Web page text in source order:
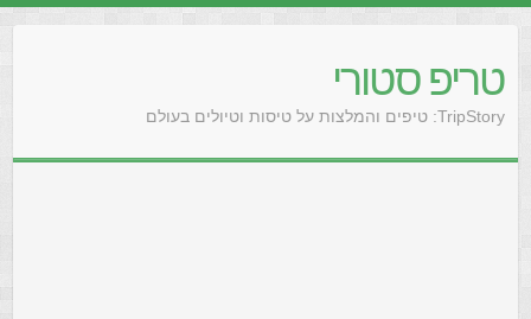
טריפ סטורי
TripStory: טיפים והמלצות על טיסות וטיולים בעולם